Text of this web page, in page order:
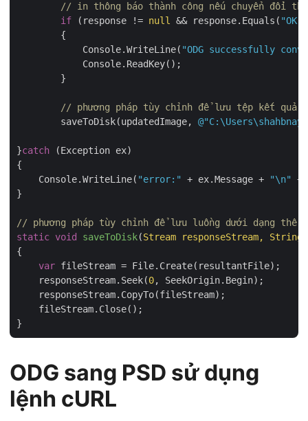
// in thông báo thành công nếu chuyển đổi
if (response != null && response.Equals( "OK"
        {
            Console.WriteLine(
"ODG successfully
            Console.ReadKey();
        }
// phương pháp tùy chỉnh để lưu tệp kết quả
        saveToDisk(updatedImage,
}catch (Exception ex)
{
    Console.WriteLine(
"error:" + ex.Message + "\n"
+
}
// phương pháp tùy chỉnh để lưu luồng dưới dạng thể
static void saveToDisk(Stream responseStream,
{
var fileStream = File.Create(resultantFile);
    responseStream.Seek(
0, SeekOrigin.Begin);
    responseStream.CopyTo(fileStream);
    fileStream.Close();
ODG sang PSD sử dụng
lệnh cURL